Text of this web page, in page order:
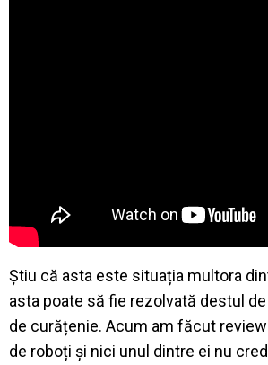
Știu că asta este situația multora
asta poate să fie rezolvată destul
de curățenie. Acum am făcut
de roboți și nici unul dintre ei nu